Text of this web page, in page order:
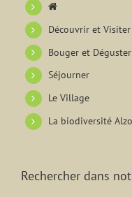
Découvrir et Visiter
Bouger et Déguster
Séjourner
Le Village
La biodiversité
Rechercher dans